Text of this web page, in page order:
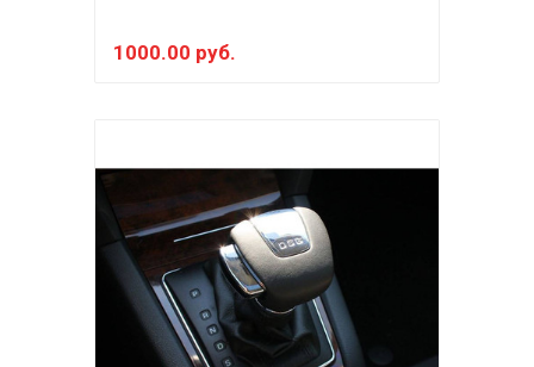
1000.00 руб.